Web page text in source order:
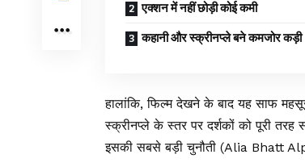
एक्शन में नहीं छोड़ी कोई कमी
कहानी और स्क्रीनप्ले बने कमजोर कड़ी
हालांकि, फिल्म देखने के बाद यह साफ
स्क्रीनप्ले के स्तर पर दर्शकों को पूरी
इसकी सबसे बड़ी चुनौती (Alia Bhatt